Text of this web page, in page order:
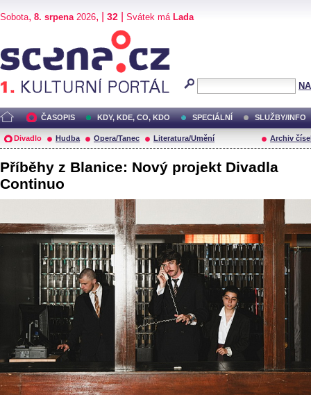
Sobota, 8. srpena2026, | 32 Svátek má Lada
ČASOPIS KDY, KDE, CO, KDO SPECIÁLNÍ SLUŽBY/INFO
Divadlo Hudba Opera/Tanec Literatura/Umění Archiv
Příběhy z Blanice: Nový projekt Divadla
Continuo